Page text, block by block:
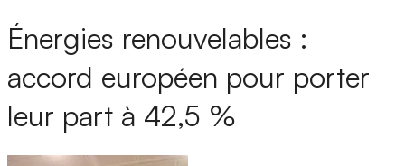
Énergies renouvelables :
accord européen pour porter
leur part à 42,5 %